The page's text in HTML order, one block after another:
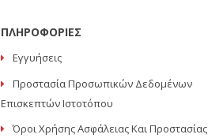
ΠΛΗΡΟΦΟΡΙΕΣ
Εγγυήσεις
Προστασία Προσωπικών Δεδομένων
Επισκεπτών Ιστοτόπου
Όροι Χρήσης Ασφάλειας Και Προστασίας